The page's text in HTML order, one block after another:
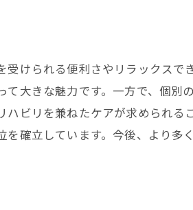
けられる便利さやリラックスで
大きな魅力です。一方で、個別
ビリを兼ねたケアが求められる
確立しています。今後、より多